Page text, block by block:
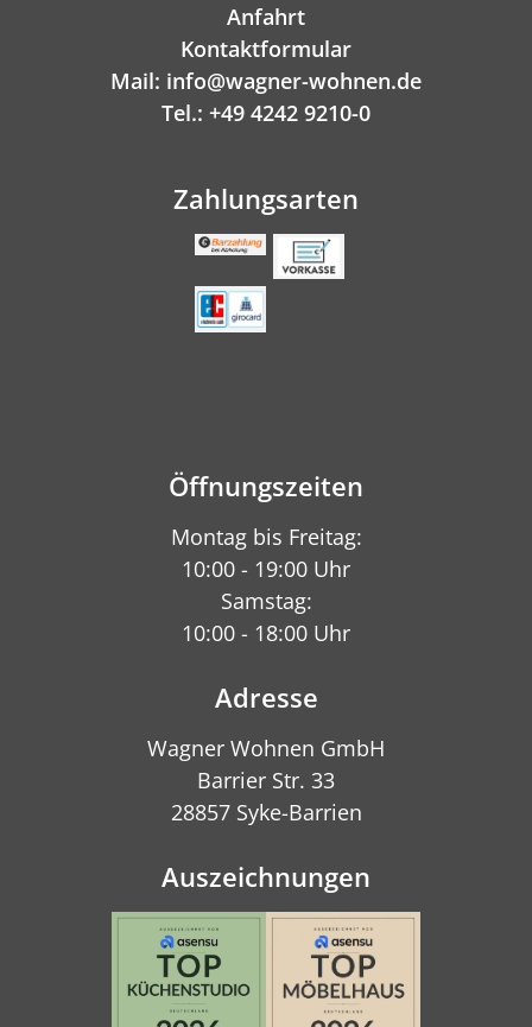
Anfahrt
Kontaktformular
Mail: info@wagner-wohnen.de
Tel.: +49 4242 9210-0
Zahlungsarten
Öffnungszeiten
Montag bis Freitag:
10:00 - 19:00 Uhr
Samstag:
10:00 - 18:00 Uhr
Adresse
Wagner Wohnen GmbH
Barrier Str. 33
28857 Syke-Barrien
Auszeichnungen